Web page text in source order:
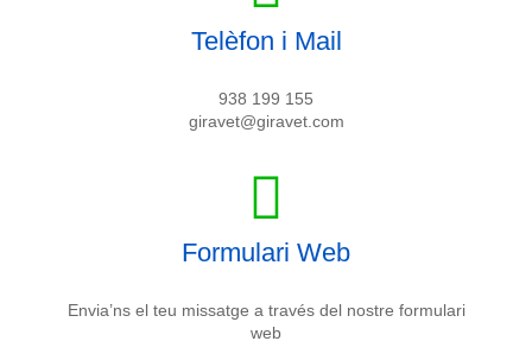
Telèfon i Mail
938 199 155
giravet@giravet.com
Formulari Web
Envia’ns el teu missatge a través del nostre formulari
web